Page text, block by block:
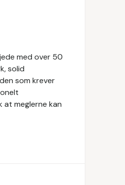
med over 50
solid
som krever
meglerne kan